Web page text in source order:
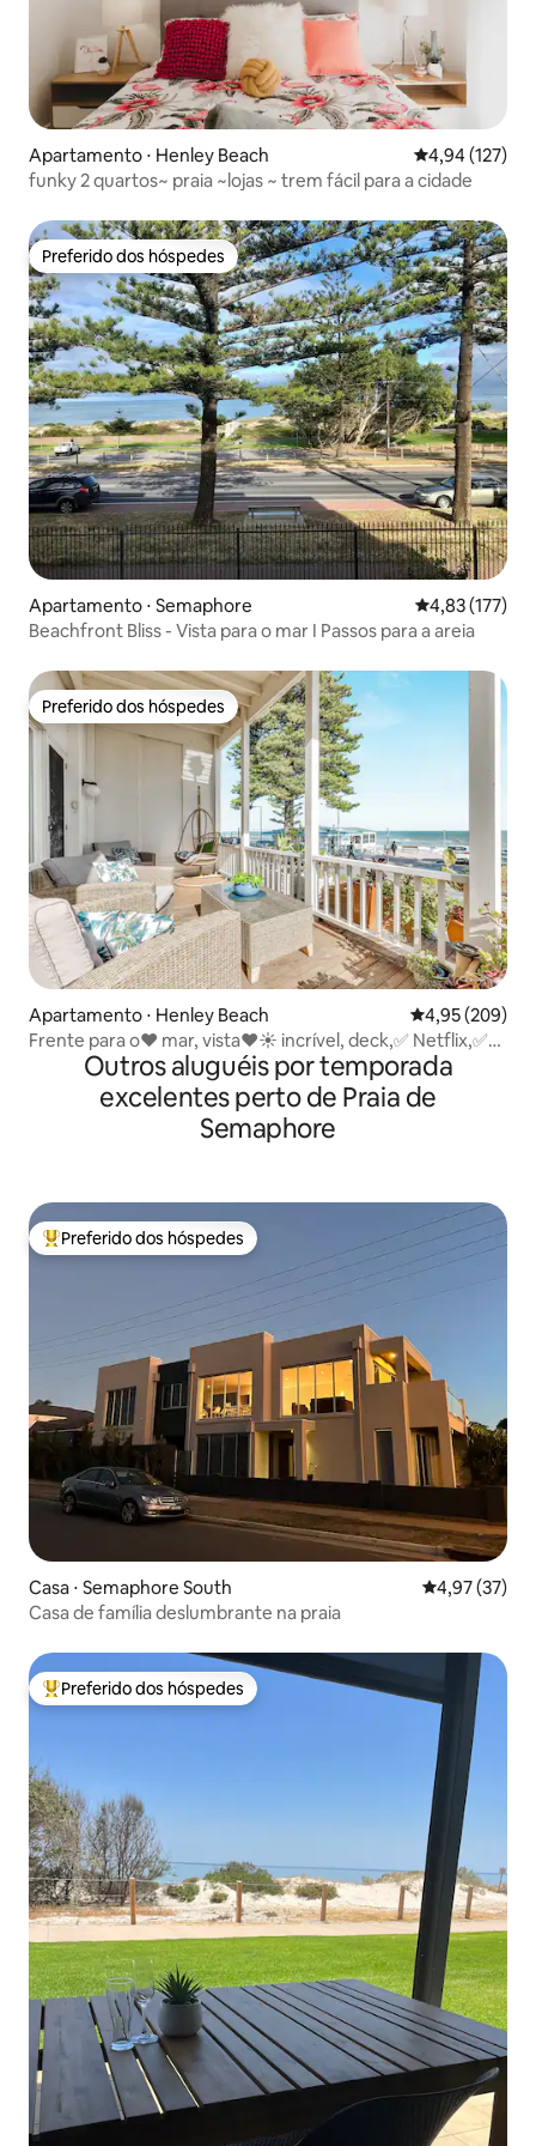
Apartamento ⋅ Henley Beach 4,94 de uma
4,94 (127)
funky 2 quartos~ praia ~lojas ~ trem fácil para a cidade
Preferido dos hóspedes
Preferido dos hóspedes
Apartamento ⋅ Semaphore 4,83 de uma
4,83 (177)
Beachfront Bliss - Vista para o mar I Passos para a areia
Preferido dos hóspedes
Preferido dos hóspedes
Apartamento ⋅ Henley Beach 4,95 de uma
4,95 (209)
Frente para o❤️ mar, vista❤️☀️ incrível, deck,✅ Netflix,✅
cafés☕️Outros aluguéis por temporada
excelentes perto de Praia de
Semaphore
Entre os melhores preferidos dos hóspedes
Preferido dos hóspedes
Casa ⋅ Semaphore South 4,97 de uma
4,97 (37)
Casa de família deslumbrante na praia
Entre os melhores preferidos dos hóspedes
Preferido dos hóspedes